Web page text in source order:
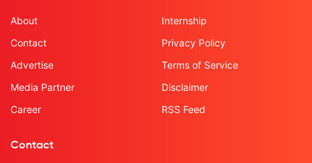
About
Contact
Advertise
Media Partner
Career
Internship
Privacy Policy
Terms of Service
Disclaimer
RSS Feed
Contact